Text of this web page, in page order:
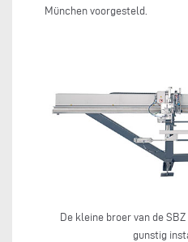
München voorgesteld.
De kleine broer van de
gunstig